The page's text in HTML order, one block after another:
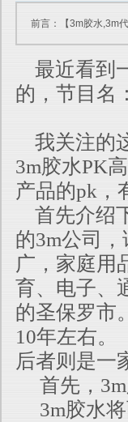
前言：【3m胶水,3m
最近看到
的，节目名
我关注的
3m胶水PK
产品的pk，
首先介绍
的3m公司
广，家庭用
育、电子、
的圣保罗市
10年左右。
后者则是一
首先，3m
3m胶水将